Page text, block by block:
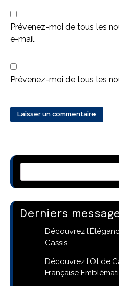
Prévenez-moi de tous les
e-mail.
Prévenez-moi de tous les
Derniers
Découvrez
Cassis
Découvrez l’Ot de
Française